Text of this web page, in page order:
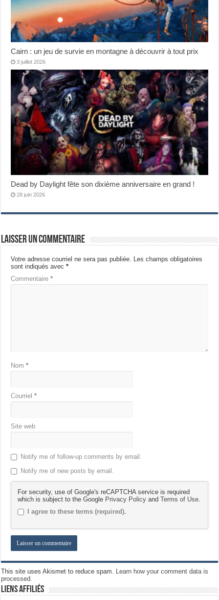
Cairn : un jeu de survie en montagne à découvrir à tout prix
3 juillet 2026
Dead by Daylight fête son dixième anniversaire en grand !
28 juin 2026
Laisser un commentaire
Votre adresse courriel ne sera pas publiée. Les champs obligatoires
sont indiqués avec*
Commentaire*
Nom*
Courriel*
Site web
Notify me of follow-up comments by email.
Notify me of new posts by email.
For security, use of Google's reCAPTCHA service is required
which is subject to the Google Privacy Policy andTerms of Use
I agree to these terms (required).
This site uses Akismet to reduce spam. Learn how your comment data is
processed.
Liens Affiliés